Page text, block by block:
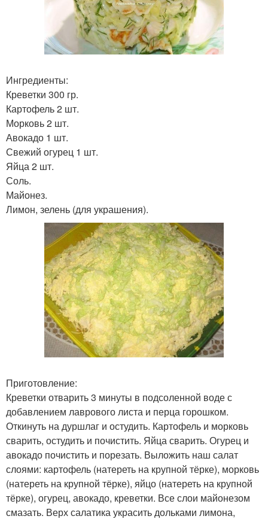
Ингредиенты:
Креветки 300 гр.
Картофель 2 шт.
Морковь 2 шт.
Авокадо 1 шт.
Свежий огурец 1 шт.
Яйца 2 шт.
Соль.
Майонез.
Лимон, зелень (для украшения).
Приготовление:
Креветки отварить 3 минуты в подсоленной воде с
добавлением лаврового листа и перца горошком.
Откинуть на дуршлаг и остудить. Картофель и морковь
сварить, остудить и почистить. Яйца сварить. Огурец и
авокадо почистить и порезать. Выложить наш салат
слоями: картофель (натереть на крупной тёрке), морковь
(натереть на крупной тёрке), яйцо (натереть на крупной
тёрке), огурец, авокадо, креветки. Все слои майонезом
смазать. Верх салатика украсить дольками лимона,